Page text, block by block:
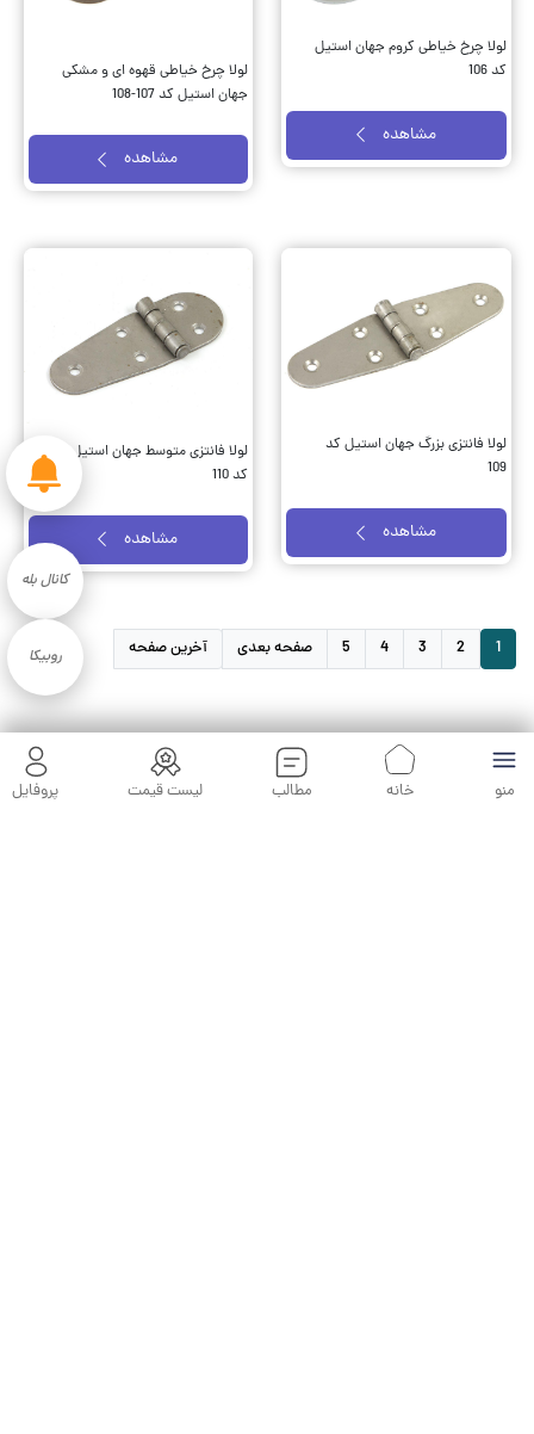
منو خانه مطالب لیست قیمت پروفایل
کد 106
مشاهده
لولا چرخ خیاطی قهوه ای و مشکی
مشاهده
109
لولا فانتزی متوسط جهان استیل
کد 110
مشاهده
کانال بله
روبیکا